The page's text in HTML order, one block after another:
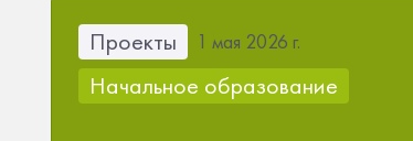
Проекты 1 мая 2026 г.
Начальное образование